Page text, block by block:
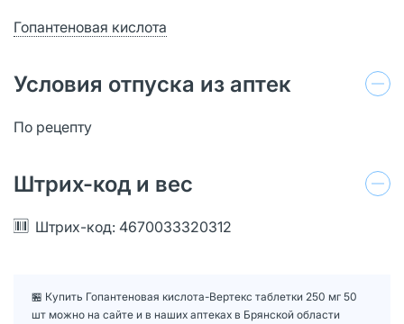
Гопантеновая кислота
Условия отпуска из аптек
По рецепту
Штрих-код и вес
Штрих-код: 4670033320312
🏪 Купить Гопантеновая кислота-Вертекс таблетки 250 мг 50
шт можно на сайте и в наших аптеках в Брянской области